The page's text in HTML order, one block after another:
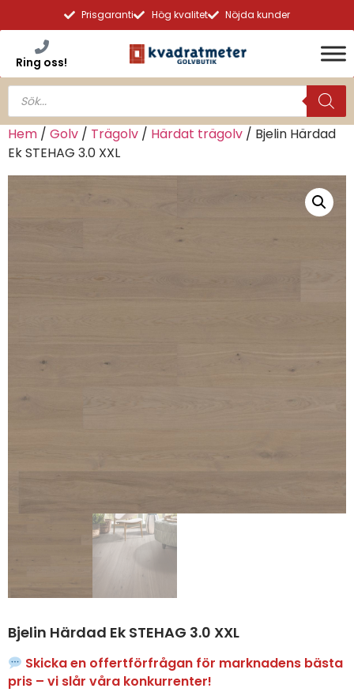
Prisgaranti Hög kvalitet Nöjda kunder
Ring oss!
Hem / Golv / Trägolv / Härdat trägolv / Bjelin Härdad
Ek STEHAG 3.0 XXL
Bjelin Härdad Ek STEHAG 3.0 XXL
Skicka en offertförfrågan för marknadens bästa
pris – vi slår våra konkurrenter!